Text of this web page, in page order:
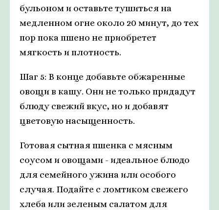
бульоном и оставьте тушиться на
медленном огне около 20 минут, до тех
пор пока пшено не приобретет
мягкость и плотность.
Шаг 5: В конце добавьте обжаренные
овощи в кашу. Они не только придадут
блюду свежий вкус, но и добавят
цветовую насыщенность.
Готовая сытная пшенка с мясным
соусом и овощами - идеальное блюдо
для семейного ужина или особого
случая. Подайте с ломтиком свежего
хлеба или зеленым салатом для